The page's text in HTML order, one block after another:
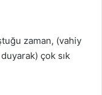
zaman, (vahiy
çok sık